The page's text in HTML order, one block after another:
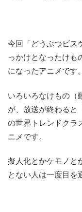
今回「どうぶつビス
っかけとなったけも
になったアニメです。
いろいろなけもの（
が、放送が終わると
の世界トレンドクラ
ニメです。
擬人化とかケモノと
とない人は一度目を